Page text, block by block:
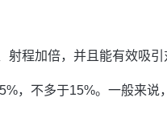
程加倍，并且能有效吸引
，不多于15%。一般来说